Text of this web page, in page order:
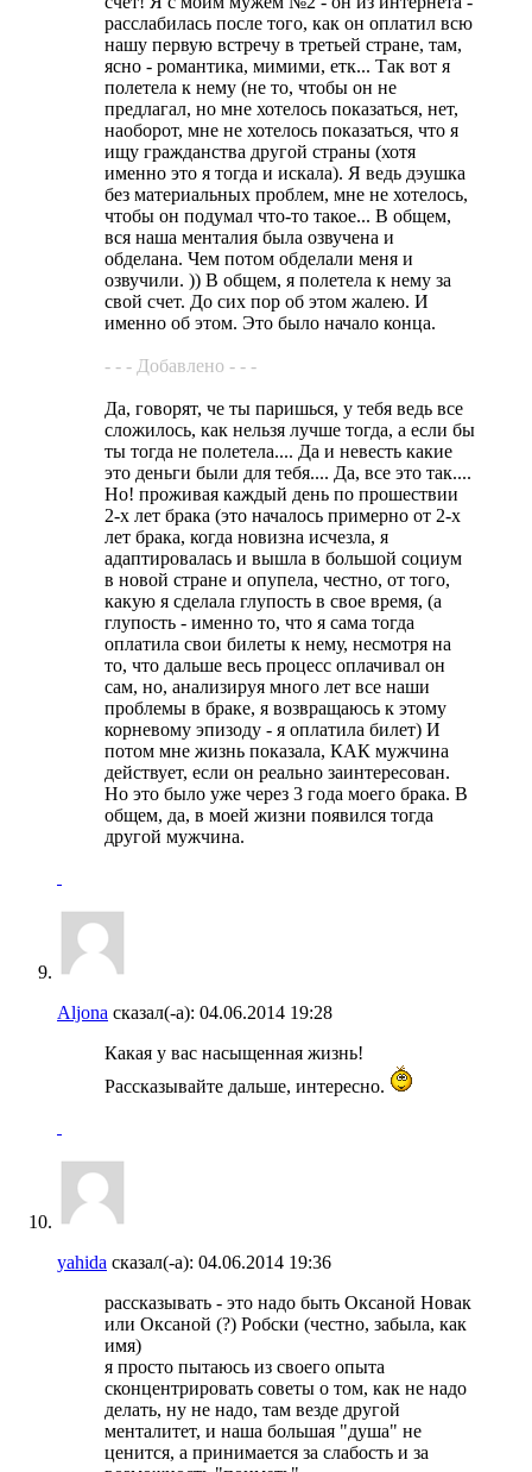
расслабилась после того, как он оплатил всю
нашу первую встречу в третьей стране, там,
ясно - романтика, мимими, етк... Так вот я
полетела к нему (не то, чтобы он не
предлагал, но мне хотелось показаться, нет,
наоборот, мне не хотелось показаться, что я
ищу гражданства другой страны (хотя
именно это я тогда и искала). Я ведь дэушка
без материальных проблем, мне не хотелось,
чтобы он подумал что-то такое... В общем,
вся наша менталия была озвучена и
обделана. Чем потом обделали меня и
озвучили. )) В общем, я полетела к нему за
свой счет. До сих пор об этом жалею. И
именно об этом. Это было начало конца.
- - - Добавлено - - -
Да, говорят, че ты паришься, у тебя ведь все
сложилось, как нельзя лучше тогда, а если бы
ты тогда не полетела.... Да и невесть какие
это деньги были для тебя.... Да, все это так....
Но! проживая каждый день по прошествии
2-х лет брака (это началось примерно от 2-х
лет брака, когда новизна исчезла, я
адаптировалась и вышла в большой социум
в новой стране и опупела, честно, от того,
какую я сделала глупость в свое время, (а
глупость - именно то, что я сама тогда
оплатила свои билеты к нему, несмотря на
то, что дальше весь процесс оплачивал он
сам, но, анализируя много лет все наши
проблемы в браке, я возвращаюсь к этому
корневому эпизоду - я оплатила билет) И
потом мне жизнь показала, КАК мужчина
действует, если он реально заинтересован.
Но это было уже через 3 года моего брака. В
общем, да, в моей жизни появился тогда
другой мужчина.
Aljona сказал(-а): 04.06.2014 19:28
Какая у вас насыщенная жизнь!
Рассказывайте дальше, интересно.
yahida сказал(-а): 04.06.2014 19:36
рассказывать - это надо быть Оксаной Новак
или Оксаной (?) Робски (честно, забыла, как
имя)
я просто пытаюсь из своего опыта
сконцентрировать советы о том, как не надо
делать, ну не надо, там везде другой
менталитет, и наша большая "душа" не
ценится, а принимается за слабость и за